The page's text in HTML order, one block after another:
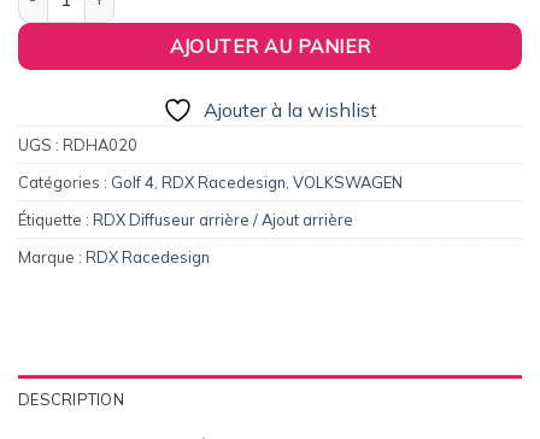
AJOUTER AU PANIER
Ajouter à la wishlist
UGS : RDHA020
Catégories : Golf 4 RDX Racedesign VOLKSWAGEN
Étiquette : RDX Diffuseur arrière / Ajout arrière
Marque : RDX Racedesign
DESCRIPTION